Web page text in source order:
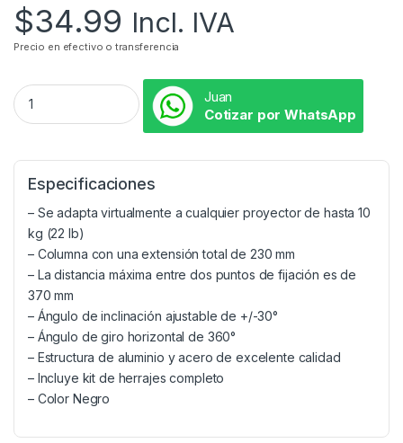
$34.99 Incl. IVA
Precio en efectivo o transferencia
Juan
Cotizar por WhatsApp
Especificaciones
– Se adapta virtualmente a cualquier proyector de hasta 10
kg (22 lb)
– Columna con una extensión total de 230 mm
– La distancia máxima entre dos puntos de fijación es de
370 mm
– Ángulo de inclinación ajustable de +/-30°
– Ángulo de giro horizontal de 360°
– Estructura de aluminio y acero de excelente calidad
– Incluye kit de herrajes completo
– Color Negro